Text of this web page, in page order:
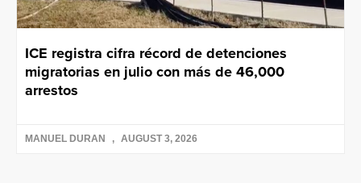
ICE registra cifra récord de detenciones
migratorias en julio con más de 46,000
arrestos
MANUEL DURAN AUGUST 3, 2026